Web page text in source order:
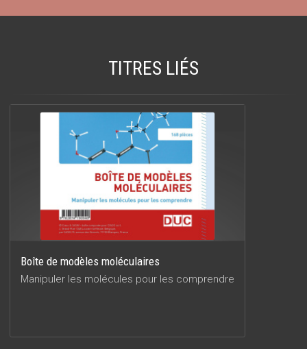
TITRES LIÉS
Boîte de modèles moléculaires
Manipuler les molécules pour les comprendre